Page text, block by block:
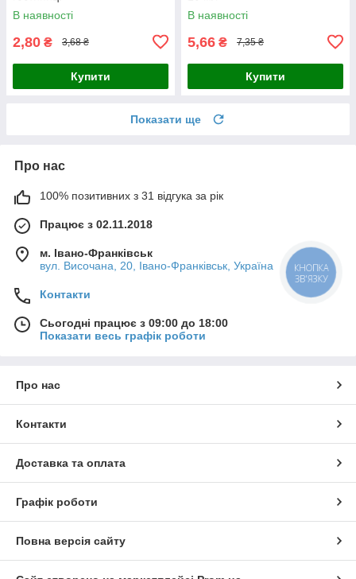
В наявності
2,80 ₴ 3,68 ₴
Купити
В наявності
5,66 ₴ 7,35 ₴
Купити
Показати ще
Про нас
100% позитивних з 31 відгука за рік
Працює з 02.11.2018
м. Івано-Франківськ
вул. Височана, 20, Івано-Франківськ, Україна
Контакти
Сьогодні працює з 09:00 до 18:00
Показати весь графік роботи
Про нас
Контакти
Доставка та оплата
Графік роботи
Повна версія сайту
КНОПКА
ЗВ'ЯЗКУ